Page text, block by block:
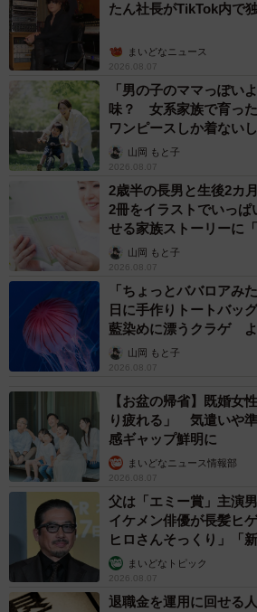
たん社長がTikTok内で
まいどなニュース
2026.08.07
「男の子のママっぽい
味？ 女系家族で育っ
ワンピースしか着ない
へんが…
山岡 もと子
2026.08.07
2歳半の長男と生後2カ
2冊をイラストでいっ
せる家族ストーリーに
山岡 もと子
2026.08.07
「ちょっとババロアみ
日に手作りトートバ
藍染めに漂うクラゲ
ごい」山岡 もと子
2026.08.07
【お盆の帰省】既婚女
り疲れる」 気遣いや
感ギャップ鮮明に
まいどなニュース情報部
2026.08.07
父は「エミー賞」主演
イケメン俳優が長髪ヒ
ヒロさんそっくり」「
まいどなトピック
2026.08.07
退職金を運用に回せる